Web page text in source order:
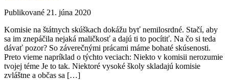
Publikované 21. júna 2020
Komisie na štátnych skúškach dokážu byť nemilosrdné. Stačí, aby
sa im znepáčila nejaká maličkosť a dajú ti to pocítiť. Na čo si teda
dávať pozor? So záverečnými prácami máme bohaté skúsenosti.
Preto vieme napríklad o týchto veciach: Niekto v komisii nerozumie
tvojej téme Je to tak. Niektoré vysoké školy skladajú komisie
zvláštne a občas sa […]